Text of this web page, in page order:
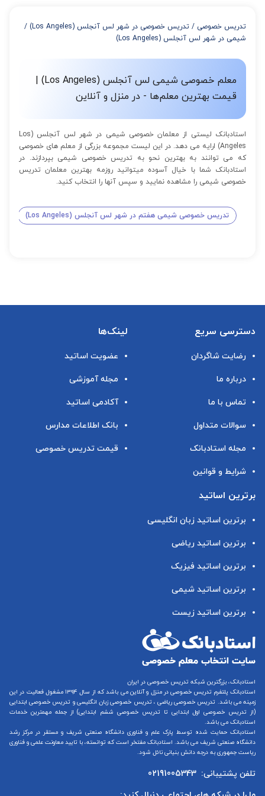
از 12 تا 15 جلسه: 7% تخفیف
از 16 تا 100 جلسه: 9% تخفیف
تدریس خصوصی / تدریس خصوصی در شهر لس آنجلس (Los Angeles)
/
شیمی در شهر لس آنجلس (Los Angeles)
معلم خصوصی شیمی لس آنجلس (Los Angeles) |
قیمت بهترین معلم‌ها - در منزل و آنلاین
استادبانک لیستی از معلمان خصوصی شیمی در شهر لس آنجلس (Los
Angeles) ارایه می دهد. در این لیست مجموعه بزرگی از معلم های خصوصی
که می توانند به بهترین نحو به تدریس خصوصی شیمی بپردازند. در
استادبانک شما با خیال آسوده میتوانید روزمه بهترین معلمان تدریس
خصوصی شیمی را مشاهده نمایید و سپس آنها را انتخاب کنید.
تدریس خصوصی شیمی هفتم در شهر لس آنجلس (Los Angeles)
دسترسی سریع
رضایت شاگردان
درباره ما
تماس با ما
سوالات متداول
مجله استادبانک
شرایط و قوانین
لینک‌ها
عضویت اساتید
مجله آموزشی
آکادمی اساتید
بانک اطلاعات مدارس
قیمت تدریس خصوصی
برترین اساتید
برترین اساتید زبان انگلیسی
برترین اساتید ریاضی
برترین اساتید فیزیک
برترین اساتید شیمی
برترین اساتید زیست
استادبانک، بزرگترین شبکه تدریس خصوصی در ایران
استادبانک پلتفرم تدریس خصوصی در منزل و آنلاین
می باشد که از سال ۱۳۹۴ مشغول فعالیت در این
زمینه می باشد. تدریس خصوصی ریاضی ، تدریس خصوصی زبان انگلیسیو تدریس خصوصی ابتدایی
(از تدریس خصوصی اول ابتدایی تا تدریس خصوصی ششم ابتدایی) از جمله مهمترین خدمات
استادبانک می باشد.
استادبانک حمایت شده توسط پارک علم و فناوری دانشگاه صنعتی شریف و مستقر در مرکز رشد
دانشگاه صنعتی شریف می باشد. استادبانک مفتخر است که توانسته، با تایید معاونت علمی و فناوری
ریاست جمهوری به درجه دانش بنیانی نائل شود.
تلفن پشتیبانی: 02191005343